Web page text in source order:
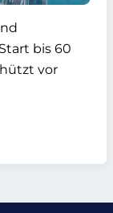
bis 60
vor